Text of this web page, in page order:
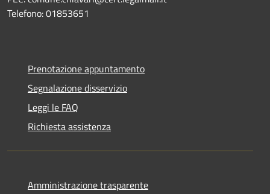
Telefono: 01853651
Prenotazione appuntamento
Segnalazione disservizio
Leggi le FAQ
Richiesta assistenza
Amministrazione trasparente